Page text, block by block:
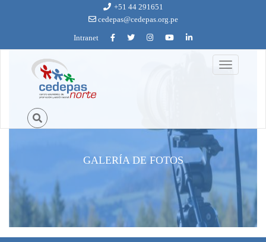
+51 44 291651
cedepas@cedepas.org.pe
Intranet
Toggle
navigation
GALERÍA DE FOTOS